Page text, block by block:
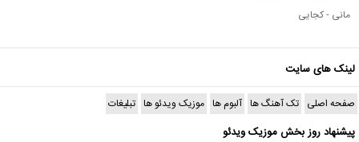
مانی - کجایی
لینک های سایت
صفحه اصلی تک آهنگ ها آلبوم ها موزیک ویدئو ها تبلیغات
پیشنهاد روز بخش موزیک ویدئو